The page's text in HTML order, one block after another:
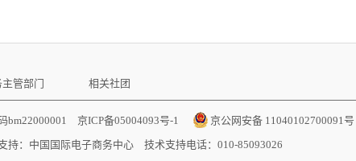
管部门 相关社团
bm22000001京ICP备05004093号-1
京公网安备 11040102700091号
持： 中国国际电子商务中心 技术支持电话：010-85093026